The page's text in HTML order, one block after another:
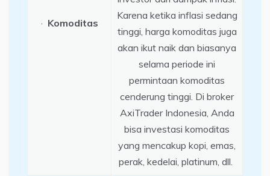
· Komoditas
Karena ketika inflasi sedang
tinggi, harga komoditas juga
akan ikut naik dan biasanya
selama periode ini
permintaan komoditas
cenderung tinggi. Di broker
AxiTrader Indonesia, Anda
bisa investasi komoditas
yang mencakup kopi, emas,
perak, kedelai, platinum, dll.